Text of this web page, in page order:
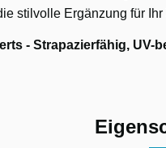
stilvolle Ergänzung für Ihr
- Strapazierfähig,